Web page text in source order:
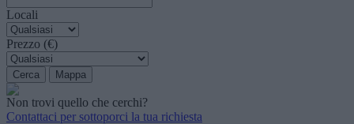
Locali
Prezzo (€)
Non trovi quello che cerchi?
Contattaci per sottoporci la tua richiesta